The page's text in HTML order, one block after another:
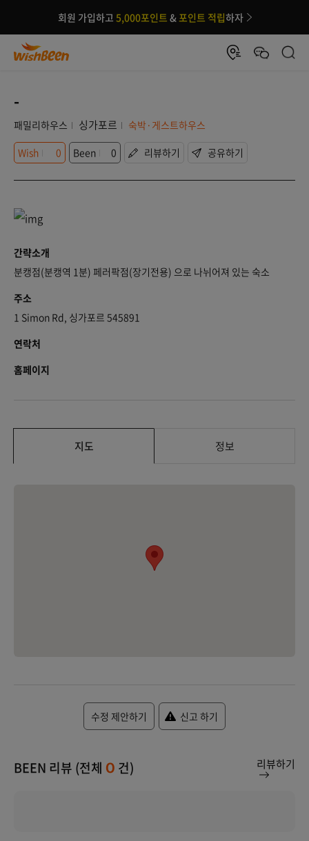
회원 가입하고 5,000포인트 &포인트 적립하자
-
패밀리하우스 싱가포르
숙박·게스트하우스
Wish
0 Been 0 리뷰하기 공유하기
간략소개
분캥점(분캥역 1분) 페러팍점(장기전용) 으로 나뉘어져 있는 숙소
주소
1 Simon Rd, 싱가포르 545891
연락처
홈페이지
지도 정보
수정 제안하기 신고 하기
BEEN 리뷰 (전체 0 건) 리뷰하기